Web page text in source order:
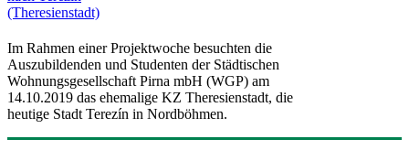
Im Rahmen einer Projektwoche besuchten die
Auszubildenden und Studenten der Städtischen
Wohnungsgesellschaft Pirna mbH (WGP) am
14.10.2019 das ehemalige KZ Theresienstadt, die
heutige Stadt Terezín in Nordböhmen.